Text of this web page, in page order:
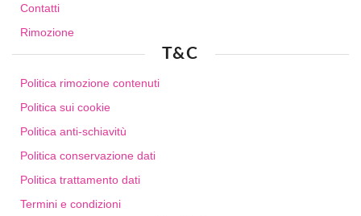
Contatti
Rimozione
T&C
Politica rimozione contenuti
Politica sui cookie
Politica anti-schiavitù
Politica conservazione dati
Politica trattamento dati
Termini e condizioni